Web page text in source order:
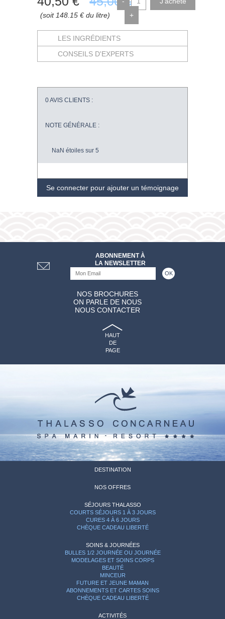
(soit 148.15 € du litre)
+
LES INGRÉDIENTS
CONSEILS D'EXPERTS
0AVIS CLIENTS :
NOTE GÉNÉRALE :
NaN étoiles sur 5
Se connecter pour ajouter un témoignage
ABONNEMENT À
LA NEWSLETTER
NOS BROCHURES
ON PARLE DE NOUS
NOUS CONTACTER
HAUT
DE
PAGE
DESTINATION
NOS OFFRES
SÉJOURS THALASSO
COURTS SÉJOURS 1 À 3 JOURS
CURES 4 À 6 JOURS
CHÈQUE CADEAU LIBERTÉ
SOINS & JOURNÉES
BULLES 1/2 JOURNÉE OU JOURNÉE
MODELAGES ET SOINS CORPS
BEAUTÉ
MINCEUR
FUTURE ET JEUNE MAMAN
ABONNEMENTS ET CARTES SOINS
CHÈQUE CADEAU LIBERTÉ
ACTIVITÉS